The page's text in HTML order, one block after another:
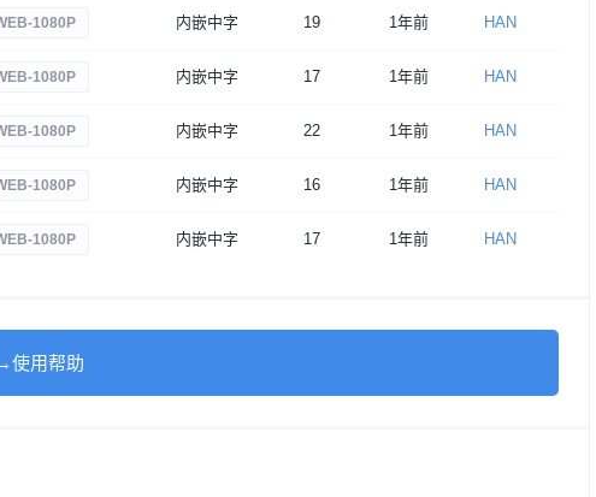
1080P 内嵌中字 19 1年前 HAN
1080P 内嵌中字 17 1年前 HAN
1080P 内嵌中字 22 1年前 HAN
1080P 内嵌中字 16 1年前 HAN
1080P 内嵌中字 17 1年前 HAN
使用帮助